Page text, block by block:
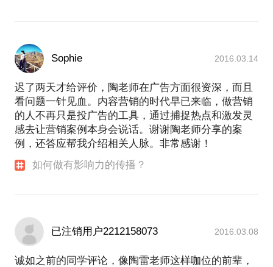
Sophie 2016.03.14
迟了两天才给评价，陶老师在广告方面很资深，而且
看问题一针见血。内容营销的时代早已来临，做营销
的人不再只是投广告的工具，通过捕捉热点和激发灵
感去让营销案例本身会说话。谢谢陶老师分享的案
例，还答应帮我介绍相关人脉。非常感谢！
如何做有影响力的传播？
已注销用户2212158073 2016.03.08
诚如之前的同学评论，像陶雷老师这样咖位的前辈，